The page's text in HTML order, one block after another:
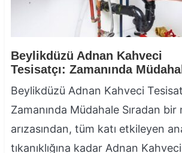
Beylikdüzü Adnan Kahveci
Tesisatçı: Zamanında
Beylikdüzü Adnan Kahveci
Zamanında Müdahale Sıradan bir
arızasından, tüm katı etkileyen
tıkanıklığına kadar Adnan Kahveci